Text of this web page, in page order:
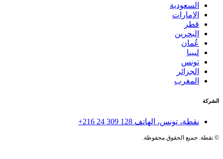
السعودية
الإمارات
قطر
البحرين
عُمان
ليبيا
تونس
الجزائر
المغرب
الشركة
نقطة، تونس، الهاتف +216 24 309 128
©نقطة. جميع الحقوق محفوظة.